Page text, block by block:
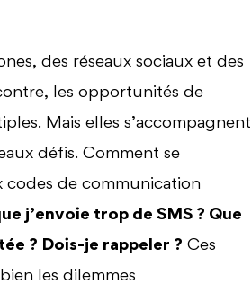
des réseaux sociaux et des
les opportunités de
Mais elles s’accompagnent
défis. Comment se
codes de communication
j’envoie trop de SMS ? Que
? Dois-je rappeler ? Ces
les dilemmes